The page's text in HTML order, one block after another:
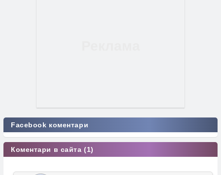
Facebook коментари
Коментари в сайта (1)